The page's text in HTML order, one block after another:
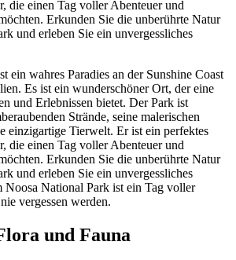
die einen Tag voller Abenteuer und
Erkunden Sie die unberührte Natur
und erleben Sie ein unvergessliches
ein wahres Paradies an der Sunshine Coast
Es ist ein wunderschöner Ort, der eine
und Erlebnissen bietet. Der Park ist
Strände, seine malerischen
einzigartige Tierwelt. Er ist ein perfektes
die einen Tag voller Abenteuer und
Erkunden Sie die unberührte Natur
und erleben Sie ein unvergessliches
Noosa National Park ist ein Tag voller
vergessen werden.
und Fauna